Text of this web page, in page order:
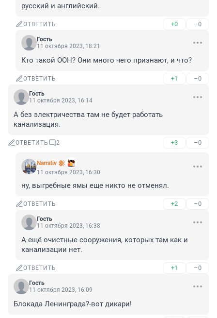
русский и английский.
ОТВЕТИТЬ +0 –0
Гость
11 октября 2023, 18:21
Кто такой ООН? Они много чего признают, и что?
ОТВЕТИТЬ +1 –0
Гость
11 октября 2023, 16:14
А без электричества там не будет работать
канализация.
ОТВЕТИТЬ 2 +3 –0
Narrativ 𒆜
11 октября 2023, 16:30
ну, выгребные ямы еще никто не отменял.
ОТВЕТИТЬ +2 –0
Гость
11 октября 2023, 16:38
А ещё очистные сооружения, которых там как и
канализации нет.
ОТВЕТИТЬ +1 –0
Гость
11 октября 2023, 16:09
Блокада Ленинграда?-вот дикари!